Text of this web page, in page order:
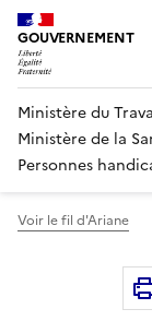
Panneau de
GOUVERNEMENT
Ministère du
Ministère de la
Personnes
Voir le fil d'Ariane